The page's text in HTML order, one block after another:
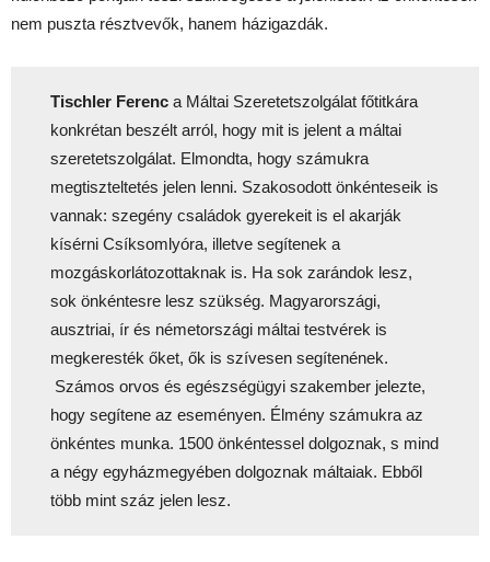
nem puszta résztvevők, hanem házigazdák.
Tischler Ferenca Máltai Szeretetszolgálat főtitkára
konkrétan beszélt arról, hogy mit is jelent a máltai
szeretetszolgálat. Elmondta, hogy számukra
megtiszteltetés jelen lenni. Szakosodott önkénteseik is
vannak: szegény családok gyerekeit is el akarják
kísérni Csíksomlyóra, illetve segítenek a
mozgáskorlátozottaknak is. Ha sok zarándok lesz,
sok önkéntesre lesz szükség. Magyarországi,
ausztriai, ír és németországi máltai testvérek is
megkeresték őket, ők is szívesen segítenének.
Számos orvos és egészségügyi szakember jelezte,
hogy segítene az eseményen. Élmény számukra az
önkéntes munka. 1500 önkéntessel dolgoznak, s mind
a négy egyházmegyében dolgoznak máltaiak. Ebből
több mint száz jelen lesz.